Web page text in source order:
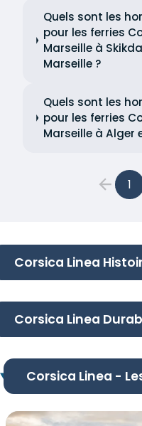
Quels sont les
pour les ferries
Marseille à
Marseille ?
Quels sont les
pour les ferries
Marseille à Alger
1
Corsica Linea
Corsica Linea
Corsica Linea -